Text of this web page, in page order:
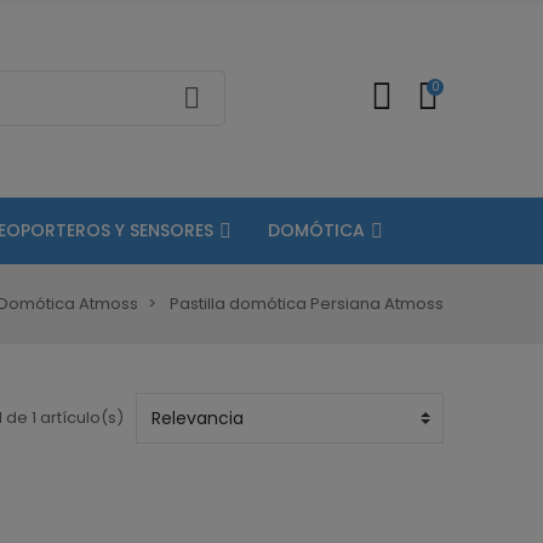
0
Y SENSORES DOMÓTICA
Atmoss Pastilla domótica Persiana Atmoss
de 1 artículo(s)